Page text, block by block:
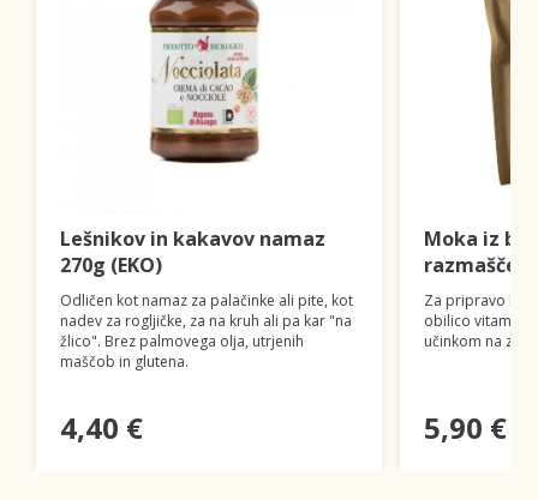
Lešnikov in kakavov namaz
270g (EKO)
Odličen kot namaz za palačinke ali pite, kot
nadev za rogljičke, za na kruh ali pa kar "na
žlico". Brez palmovega olja, utrjenih
maščob in glutena.
4,40 €
Moka iz
Za pripravo
obilico
učinkom na
5,90 €